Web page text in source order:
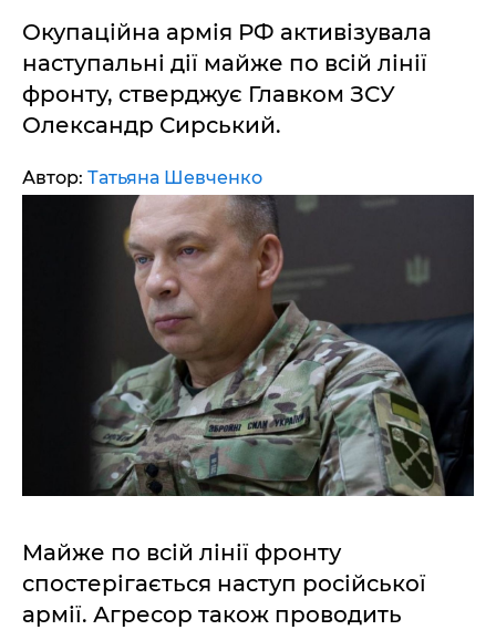
Окупаційна армія РФ активізувала
наступальні дії майже по всій лінії
фронту, стверджує Главком ЗСУ
Олександр Сирський.
Автор: Татьяна Шевченко
Майже по всій лінії фронту
спостерігається наступ російської
армії. Агресор також проводить